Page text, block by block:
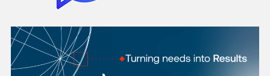
Pieria Social